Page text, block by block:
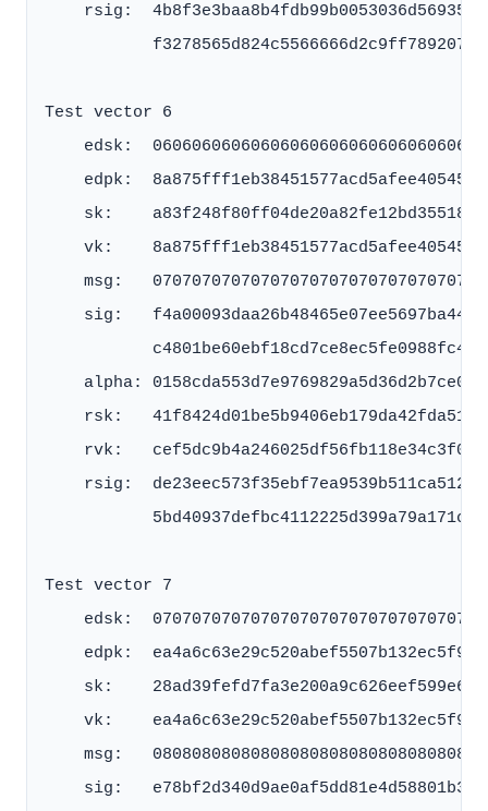
rsig:
Test vector 6
edsk:
edpk:
sk:
vk:
msg:
sig:
alpha:
rsk:
rvk:
rsig:
Test vector 7
edsk:
edpk:
sk:
vk:
msg:
sig: